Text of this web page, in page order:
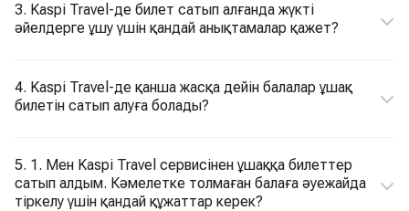
3. Kaspi Travel-де билет сатып алғанда жүкті
әйелдерге ұшу үшін қандай анықтамалар қажет?
4. Kaspi Travel-де қанша жасқа дейін балалар ұшақ
билетін сатып алуға болады?
5. 1. Мен Kaspi Travel сервисінен ұшаққа билеттер
сатып алдым. Кәмелетке толмаған балаға әуежайда
тіркелу үшін қандай құжаттар керек?